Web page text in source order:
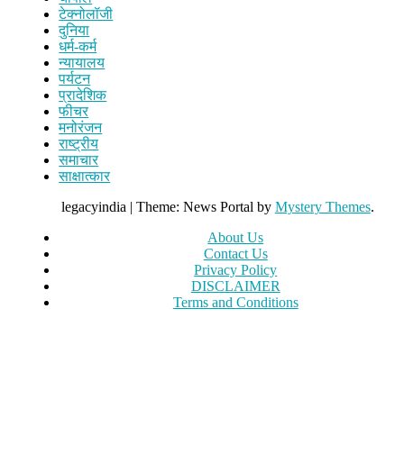
टेक्नोलॉजी
दुनिया
धर्म-कर्म
न्यायालय
पर्यटन
प्रादेशिक
फीचर
मनोरंजन
राष्ट्रीय
समाचार
साक्षात्कार
legacyindia | Theme: News Portal by Mystery Themes.
About Us
Contact Us
Privacy Policy
DISCLAIMER
Terms and Conditions